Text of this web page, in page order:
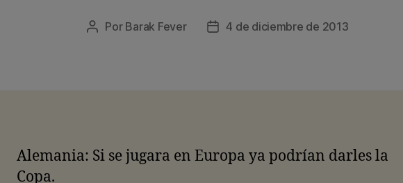
Autor
Por Barak Fever
Fecha4 de diciembre de 2013
Alemania: Si se jugara en Europa ya podrían darles la
Copa.